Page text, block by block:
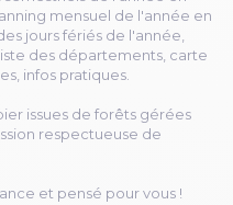
mensuel de l'année en
jours fériés de l'année,
des départements, carte
infos pratiques.
issues de forêts gérées
respectueuse de
et pensé pour vous !